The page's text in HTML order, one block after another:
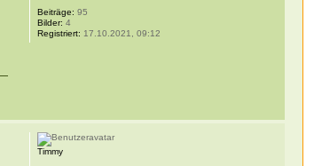
Beiträge: 95
Bilder: 4
Registriert: 17.10.2021, 09:12
Timmy